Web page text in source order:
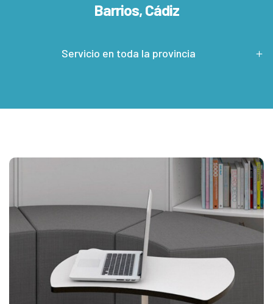
Barrios, Cádiz
Servicio en toda la provincia